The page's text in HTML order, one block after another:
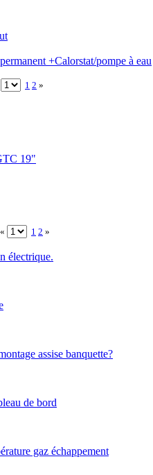
+Calorstat/pompe à eau
1 2 »
19"
« 1 2 »
électrique.
assise banquette?
de bord
gaz échappement